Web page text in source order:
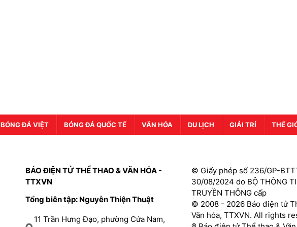
BÓNG ĐÁ VIỆT BÓNG ĐÁ QUỐC TẾ VĂN HÓA DU LỊCH GIẢI TRÍ THẾ
BÁO ĐIỆN TỬ THỂ THAO & VĂN HÓA -
TTXVN
Tổng biên tập: Nguyễn Thiện Thuật
11 Trần Hưng Đạo, phường Cửa Nam,
© Giấy phép số 236/GP-
30/08/2024 do BỘ THÔNG
TRUYỀN THÔNG cấp
© 2008 - 2026 Báo điện tử
Văn hóa, TTXVN. All rights